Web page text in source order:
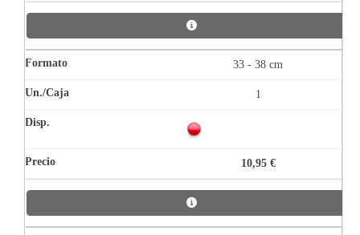
33 - 38 cm
1
10,95 €